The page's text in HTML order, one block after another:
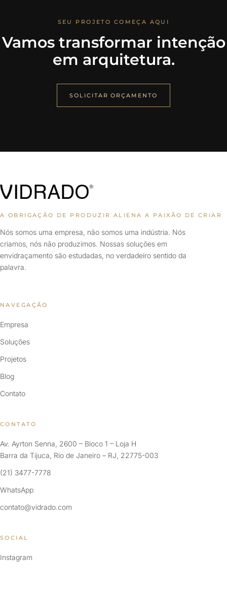
SEU PROJETO COMEÇA AQUI
Vamos transformar intenção
em arquitetura.
SOLICITAR ORÇAMENTO
A OBRIGAÇÃO DE PRODUZIR ALIENA A PAIXÃO DE CRIAR
Nós somos uma empresa, não somos uma indústria. Nós
criamos, nós não produzimos. Nossas soluções em
envidraçamento são estudadas, no verdadeiro sentido da
palavra.
NAVEGAÇÃO
Empresa
Soluções
Projetos
Blog
Contato
CONTATO
Av. Ayrton Senna, 2600 – Bloco 1 – Loja H
Barra da Tijuca, Rio de Janeiro – RJ, 22775-003
(21) 3477-7778
WhatsApp
contato@vidrado.com
SOCIAL
Instagram